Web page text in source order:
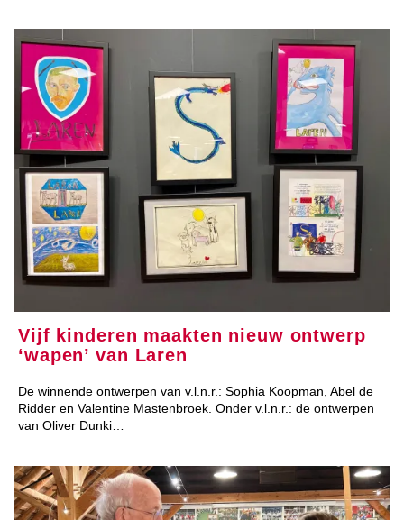
Vijf kinderen maakten nieuw ontwerp
‘wapen’ van Laren
De winnende ontwerpen van v.l.n.r.: Sophia Koopman, Abel de
Ridder en Valentine Mastenbroek. Onder v.l.n.r.: de ontwerpen
van Oliver Dunki…